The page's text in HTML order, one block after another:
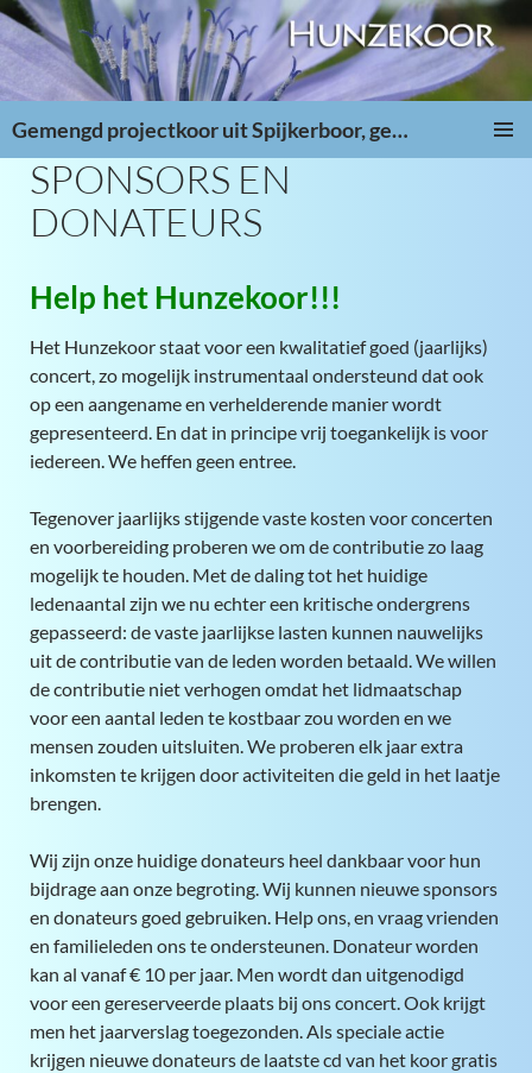
Ga
naar
inhoud
Gemengd projectkoor uit Spijkerboor, gemeente Aa en Hunze
SPONSORS EN
DONATEURS
Help het Hunzekoor!!!
Het Hunzekoor staat voor een kwalitatief goed (jaarlijks)
concert, zo mogelijk instrumentaal ondersteund dat ook
op een aangename en verhelderende manier wordt
gepresenteerd. En dat in principe vrij toegankelijk is voor
iedereen. We heffen geen entree.
Tegenover jaarlijks stijgende vaste kosten voor concerten
en voorbereiding proberen we om de contributie zo laag
mogelijk te houden. Met de daling tot het huidige
ledenaantal zijn we nu echter een kritische ondergrens
gepasseerd: de vaste jaarlijkse lasten kunnen nauwelijks
uit de contributie van de leden worden betaald. We willen
de contributie niet verhogen omdat het lidmaatschap
voor een aantal leden te kostbaar zou worden en we
mensen zouden uitsluiten. We proberen elk jaar extra
inkomsten te krijgen door activiteiten die geld in het laatje
brengen.
Wij zijn onze huidige donateurs heel dankbaar voor hun
bijdrage aan onze begroting. Wij kunnen nieuwe sponsors
en donateurs goed gebruiken. Help ons, en vraag vrienden
en familieleden ons te ondersteunen. Donateur worden
kan al vanaf € 10 per jaar. Men wordt dan uitgenodigd
voor een gereserveerde plaats bij ons concert. Ook krijgt
men het jaarverslag toegezonden. Als speciale actie
krijgen nieuwe donateurs de laatste cd van het koor gratis